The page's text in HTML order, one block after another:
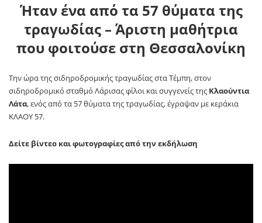
Ήταν ένα από τα 57 θύματα της
τραγωδίας – Άριστη μαθήτρια
που φοιτούσε στη Θεσσαλονίκη
Την ώρα της σιδηροδρομικής τραγωδίας στα Τέμπη, στον
σιδηροδρομικό σταθμό Λάρισας φίλοι και συγγενείς της Κλαούντια
Λάτα, ενός από τα 57 θύματα της τραγωδίας, έγραψαν με κεράκια
ΚΛΑΟΥ 57.
Δείτε βίντεο και φωτογραφίες από την εκδήλωση